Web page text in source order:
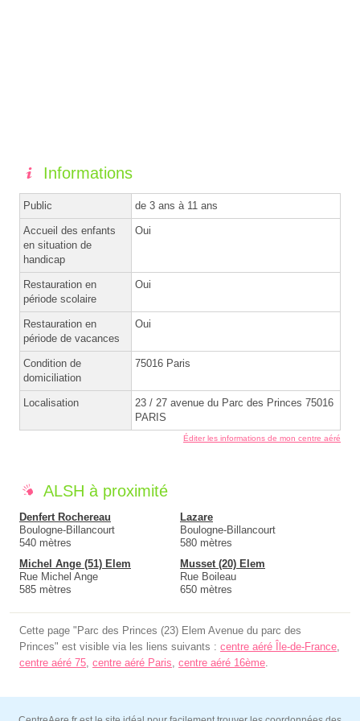
Informations
Public de 3 ans à 11 ans
Accueil des enfants
en situation de
handicap
Oui
Restauration en
période scolaire
Oui
Restauration en
période de vacances
Oui
Condition de
domiciliation
75016 Paris
Localisation
23 / 27 avenue du Parc des Princes 75016
PARIS
Éditer les informations de mon centre aéré
ALSH à proximité
Denfert Rochereau
Boulogne-Billancourt
540 mètres
Lazare
Boulogne-Billancourt
580 mètres
Michel Ange (51) Elem
Rue Michel Ange
585 mètres
Musset (20) Elem
Rue Boileau
650 mètres
Cette page "Parc des Princes (23) Elem Avenue du parc des
Princes" est visible via les liens suivants : centre aéré Île-de-France
centre aéré 75 centre aéré Paris centre aéré 16ème